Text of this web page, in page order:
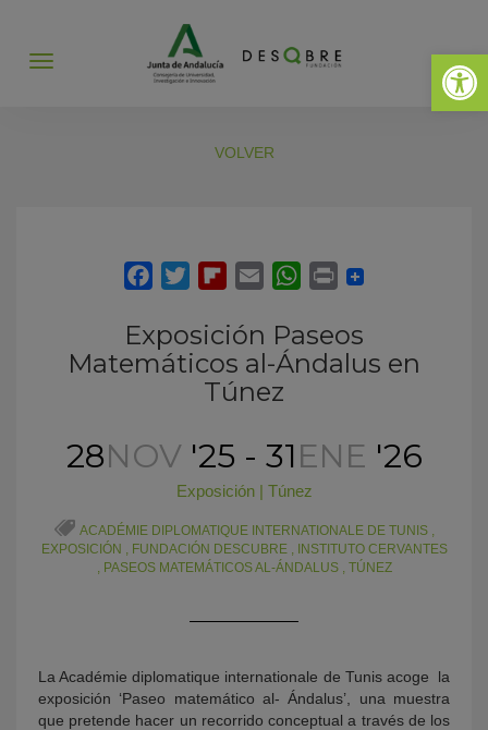
Abrir
Abrir
VOLVER
Exposición Paseos
Matemáticos al-Ándalus en
Túnez
28NOV'25 - 31ENE '26
Exposición| Túnez
ACADÉMIE DIPLOMATIQUE INTERNATIONALE DE TUNIS,
EXPOSICIÓN , FUNDACIÓN DESCUBRE, INSTITUTO CERVANTES
, PASEOS MATEMÁTICOS AL-ÁNDALUS, TÚNEZ
La Académie diplomatique internationale de Tunis acoge la
exposición ‘Paseo matemático al- Ándalus’, una muestra
que pretende hacer un recorrido conceptual a través de los